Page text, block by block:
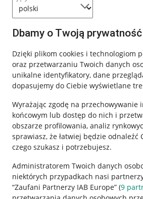
Dbamy o Twoją prywatność
Dzięki plikom cookies i technologiom
oraz przetwarzaniu Twoich danych
unikalne identyfikatory, dane
dopasujemy do Ciebie wyświetlane
Wyrażając zgodę na
końcowym lub dostęp do nich i
obszarze profilowania, analiz
sprawiasz, że łatwiej będzie odnaleźć
czego szukasz i potrzebujesz.
Administratorem Twoich danych
niektórych przypadkach nasi
“Zaufani Partnerzy IAB Europe” (9
Przydatne informacje
Jak to działa
Napisz do nas